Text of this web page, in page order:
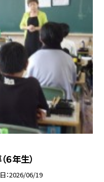
年生）
2026/06/19